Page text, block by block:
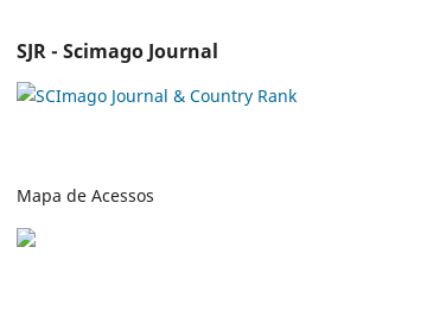
SJR - Scimago Journal
Mapa de Acessos